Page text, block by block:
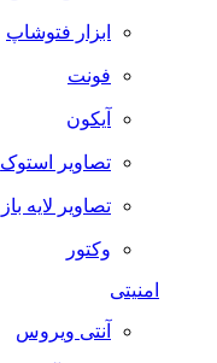
ابزار فتوشاپ
فونت
آیکون
تصاویر استوک
تصاویر لایه باز
وکتور
امنیتی
آنتی ویروس